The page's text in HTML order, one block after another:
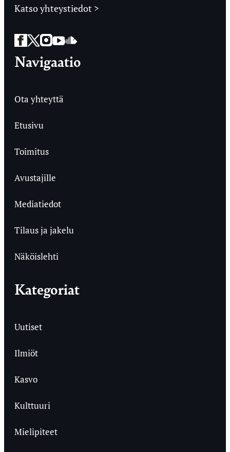
Katso yhteystiedot >
Facebook
Twitter
Instagram
YouTube
SoundCloud
Navigaatio
Ota yhteyttä
Etusivu
Toimitus
Avustajille
Mediatiedot
Tilaus ja jakelu
Näköislehti
Kategoriat
Uutiset
Ilmiöt
Kasvo
Kulttuuri
Mielipiteet